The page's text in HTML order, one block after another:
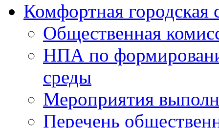
Комфортная городская
Общественная
НПА по
среды
Мероприятия
Перечень